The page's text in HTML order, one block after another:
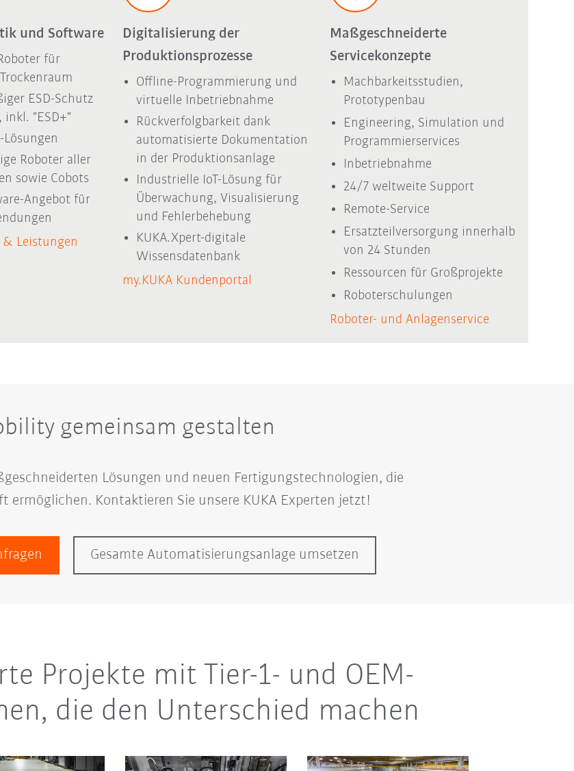
und Software
für
ESD-Schutz
inkl. "ESD+"
Lösungen
Roboter aller
sowie Cobots
Angebot für
& Leistungen
Digitalisierung der
Produktionsprozesse
Offline-Programmierung und
virtuelle Inbetriebnahme
Rückverfolgbarkeit dank
automatisierte Dokumentation
in der Produktionsanlage
Industrielle IoT-Lösung für
Überwachung, Visualisierung
und Fehlerbehebung
KUKA.Xpert-digitale
Wissensdatenbank
my.KUKA Kundenportal
Maßgeschneiderte
Servicekonzepte
Machbarkeitsstudien,
Prototypenbau
Engineering, Simulation und
Programmierservices
Inbetriebnahme
24/7 weltweite Support
Remote-Service
Ersatzteilversorgung innerhalb
von 24 Stunden
Ressourcen für Großprojekte
Roboterschulungen
Roboter- und Anlagenservice
gemeinsam gestalten
Lösungen und neuen Fertigungstechnologien, die
ermöglichen. Kontaktieren Sie unsere KUKA Experten jetzt!
Gesamte Automatisierungsanlage umsetzen
Projekte mit Tier-1- und OEM-
die den Unterschied machen